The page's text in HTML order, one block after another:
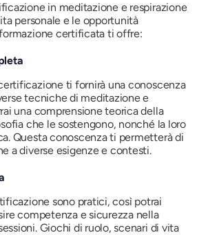
in meditazione e respirazione
personale e le opportunità
certificata ti offre:
ti fornirà una conoscenza
tecniche di meditazione e
una comprensione teorica della
che le sostengono, nonché la loro
Questa conoscenza ti permetterà di
a diverse esigenze e contesti.
sono pratici, così potrai
competenza e sicurezza nella
Giochi di ruolo, scenari di vita